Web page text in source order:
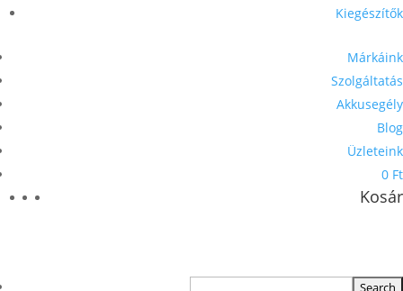
Kiegészítők
Márkáink
Szolgáltatás
Akkusegély
Blog
Üzleteink
0 Ft
Kosár